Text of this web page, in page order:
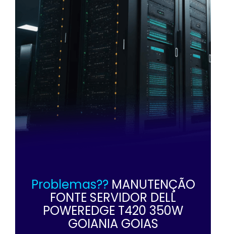
Problemas?? MANUTENÇÃO
FONTE SERVIDOR DELL
POWEREDGE T420 350W
GOIANIA GOIAS